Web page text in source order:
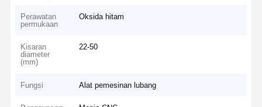
Perawatan
permukaan
Oksida hitam
Kisaran
diameter
(mm)
22-50
Fungsi Alat pemesinan lubang